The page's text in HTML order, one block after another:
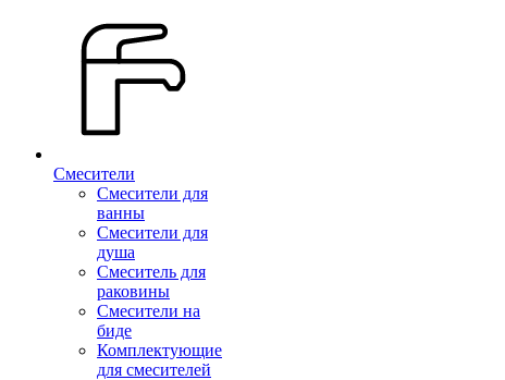
Смесители
Смесители для
ванны
Смесители для
душа
Смеситель для
раковины
Смесители на
биде
Комплектующие
для смесителей